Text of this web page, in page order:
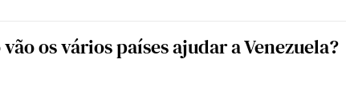
os vários países ajudar a Venezuela?